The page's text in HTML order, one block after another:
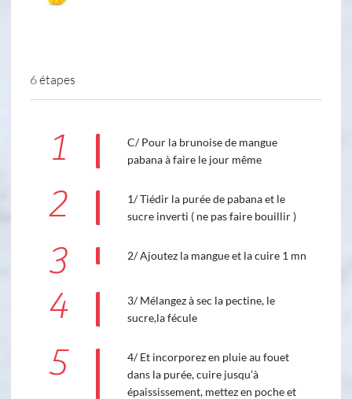
6 étapes
1
C/ Pour la brunoise de mangue
pabana à faire le jour même
2
1/ Tiédir la purée de pabana et le
sucre inverti ( ne pas faire bouillir )
3 2/ Ajoutez la mangue et la cuire 1 mn
4
3/ Mélangez à sec la pectine, le
sucre,la fécule
5
4/ Et incorporez en pluie au fouet
dans la purée, cuire jusqu’à
épaississement, mettez en poche et